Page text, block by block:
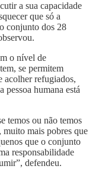
a sua capacidade
que só a
conjunto dos 28
o nível de
se permitem
acolher refugiados,
humana está
temos ou não temos
muito mais pobres que
que o conjunto
responsabilidade
defendeu.